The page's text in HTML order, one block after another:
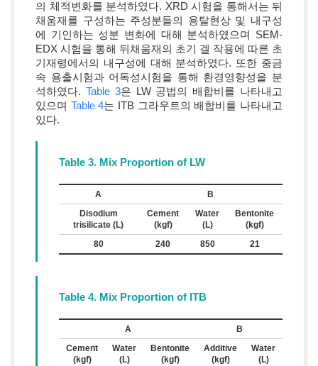
의 체적변화를 분석하였다. XRD 시험을 통해서는 뒤
채움재를 구성하는 주성분들의 용탈현상 및 내구성
에 기인하는 성분 변화에 대해 분석하였으며 SEM-
EDX 시험을 통해 뒤채움재의 초기 겔 작용에 따른 초
기재령에서의 내구성에 대해 분석하였다. 또한 중금
속 용출시험과 어독성시험을 통해 환경영향성을 분
석하였다. Table 3은 LW 공법의 배합비를 나타내고
있으며 Table 4는 ITB 그라우트의 배합비를 나타내고
있다.
Table 3. Mix Proportion of LW
A
B
Disodium
trisilicate (L)
Cement
(kgf)
Water
(L)
Bentonite
(kgf)
80
240 850 21
Table 4. Mix Proportion of ITB
A B
Cement
(kgf)
Water
(L)
Bentonite
(kgf)
Additive
(kgf)
Water
(L)